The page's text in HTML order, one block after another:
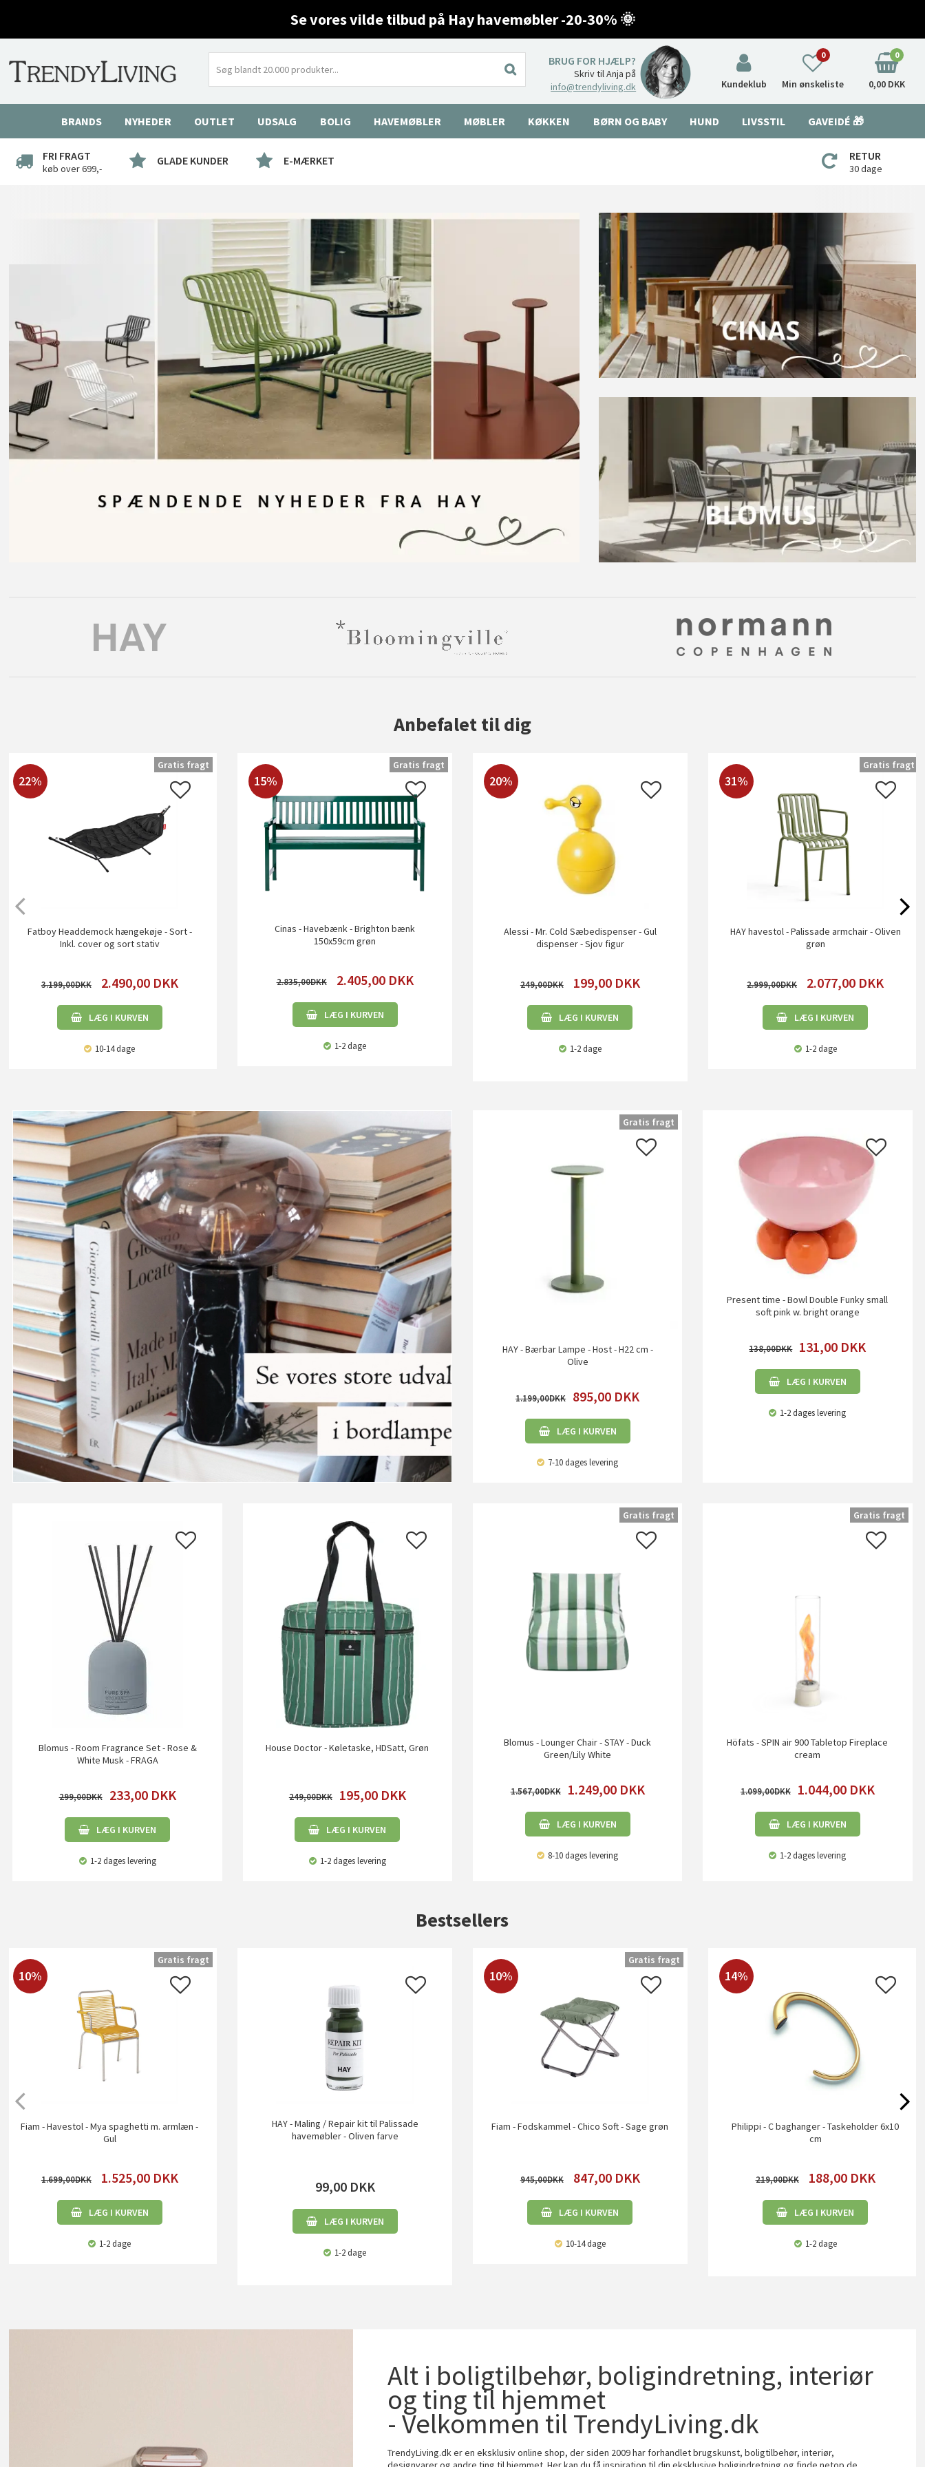
Se vores vilde tilbud på Hay havemøbler -20-30% 🌞
BRUG FOR HJÆLP?
Skriv til Anja på
info@trendyliving.dk
Kundeklub Min ønskeliste
0 0
0,00 DKK
BRANDS NYHEDER OUTLET UDSALG BOLIG HAVEMØBLER MØBLER KØKKEN BØRN OG BABY HUND LIVSSTIL GAVEIDÉ 🎁
FRI FRAGT
køb over 699,-
GLADE KUNDER E-MÆRKET RETUR
30 dage
Anbefalet til dig
22%
Fatboy Headdemock hængekøje - Sort -
Inkl. cover og sort stativ
3.199,00 2.490,00 DKK
LÆG I KURVEN
10-14 dage
Gratis fragt
15%
Cinas - Havebænk - Brighton bænk
150x59cm grøn
2.835,00 2.405,00 DKK
LÆG I KURVEN
1-2 dage
Gratis fragt
20%
Alessi - Mr. Cold Sæbedispenser - Gul
dispenser - Sjov figur
249,00 199,00 DKK
LÆG I KURVEN
1-2 dage
31%
HAY havestol - Palissade armchair - Oliven
grøn
2.999,00 2.077,00 DKK
LÆG I KURVEN
1-2 dage
Gratis fragt
HAY - Bærbar Lampe - Host - H22 cm -
Olive
1.199,00 895,00 DKK
LÆG I KURVEN
7-10 dages levering
Gratis fragt
Present time - Bowl Double Funky small
soft pink w. bright orange
138,00 131,00 DKK
LÆG I KURVEN
1-2 dages levering
Blomus - Room Fragrance Set - Rose &
White Musk - FRAGA
299,00 233,00 DKK
LÆG I KURVEN
1-2 dages levering
House Doctor - Køletaske, HDSatt, Grøn
249,00 195,00 DKK
LÆG I KURVEN
1-2 dages levering
Blomus - Lounger Chair - STAY - Duck
Green/Lily White
1.567,00 1.249,00 DKK
LÆG I KURVEN
8-10 dages levering
Gratis fragt
Höfats - SPIN air 900 Tabletop Fireplace
cream
1.099,00 1.044,00 DKK
LÆG I KURVEN
1-2 dages levering
Gratis fragt
Bestsellers
10%
Fiam - Havestol - Mya spaghetti m. armlæn -
Gul
1.699,00 1.525,00 DKK
LÆG I KURVEN
1-2 dage
Gratis fragt
HAY - Maling / Repair kit til Palissade
havemøbler - Oliven farve
99,00 DKK
LÆG I KURVEN
1-2 dage
10%
Fiam - Fodskammel - Chico Soft - Sage grøn
945,00 847,00 DKK
LÆG I KURVEN
10-14 dage
Gratis fragt
14%
Philippi - C baghanger - Taskeholder 6x10
cm
219,00 188,00 DKK
LÆG I KURVEN
1-2 dage
Alt i boligtilbehør, boligindretning, interiør
og ting til hjemmet
- Velkommen til TrendyLiving.dk
TrendyLiving.dk er en eksklusiv online shop, der siden 2009 har forhandlet brugskunst, boligtilbehør, interiør,